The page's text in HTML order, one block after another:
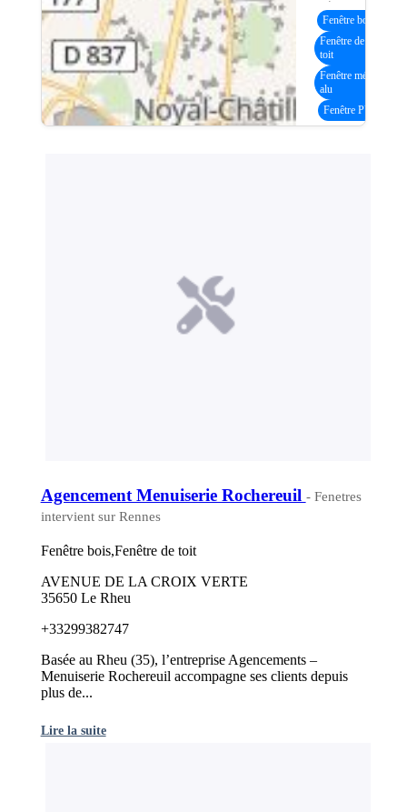
Fenêtre bois
Fenêtre de
toit
Fenêtre métal /
alu
Fenêtre PVC
Agencement Menuiserie Rochereuil - Fenetres
intervient sur Rennes
Fenêtre bois,Fenêtre de toit
AVENUE DE LA CROIX VERTE
35650 Le Rheu
+33299382747
Basée au Rheu (35), l’entreprise Agencements –
Menuiserie Rochereuil accompagne ses clients depuis
plus de...
Lire la suite